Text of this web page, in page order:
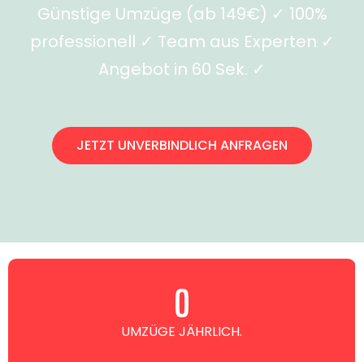
Günstige Umzüge (ab 149€) ✓ 100%
professionell ✓ Team aus Experten ✓
Angebot in 60 Sek. ✓
JETZT UNVERBINDLICH ANFRAGEN
UMZÜGE JÄHRLICH.
0